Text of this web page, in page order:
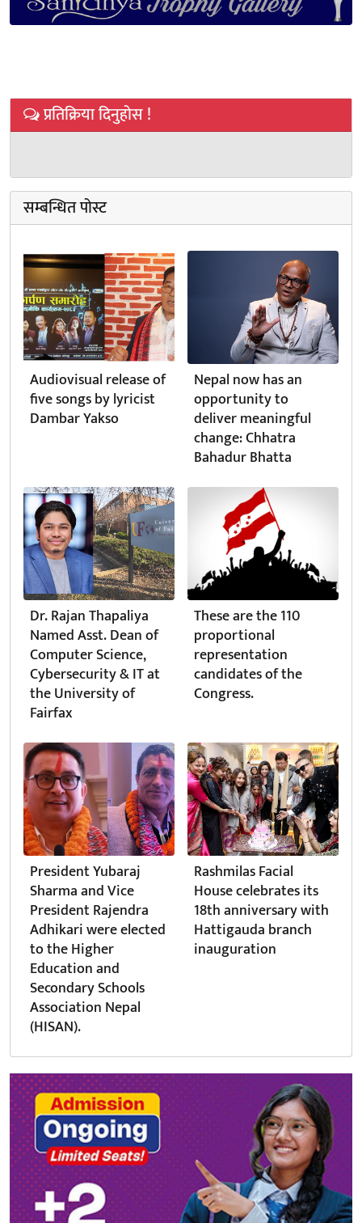
प्रतिक्रिया दिनुहोस !
सम्बन्धित पोस्ट
Audiovisual release of
five songs by lyricist
Dambar Yakso
Nepal now has an
opportunity to
deliver meaningful
change: Chhatra
Bahadur Bhatta
Dr. Rajan Thapaliya
Named Asst. Dean of
Computer Science,
Cybersecurity & IT at
the University of
Fairfax
These are the 110
proportional
representation
candidates of the
Congress.
President Yubaraj
Sharma and Vice
President Rajendra
Adhikari were elected
to the Higher
Education and
Secondary Schools
Association Nepal
(HISAN).
Rashmilas Facial
House celebrates its
18th anniversary with
Hattigauda branch
inauguration